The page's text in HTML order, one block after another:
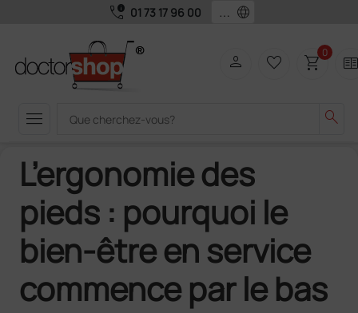
call_quality 01 73 17 96 00 language
menu search
person favorite_border shopping_cart0
L’ergonomie des
pieds : pourquoi le
bien-être en service
commence par le bas